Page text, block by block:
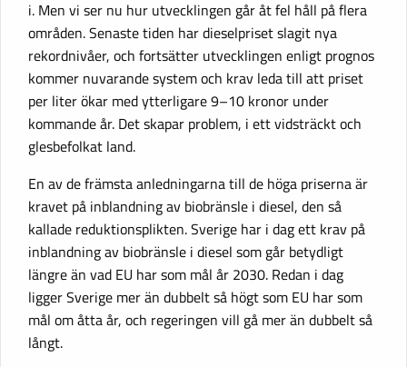
i. Men vi ser nu hur utvecklingen går åt fel håll på flera
områden. Senaste tiden har dieselpriset slagit nya
rekordnivåer, och fortsätter utvecklingen enligt prognos
kommer nuvarande system och krav leda till att priset
per liter ökar med ytterligare 9–10 kronor under
kommande år. Det skapar problem, i ett vidsträckt och
glesbefolkat land.
En av de främsta anledningarna till de höga priserna är
kravet på inblandning av biobränsle i diesel, den så
kallade reduktionsplikten. Sverige har i dag ett krav på
inblandning av biobränsle i diesel som går betydligt
längre än vad EU har som mål år 2030. Redan i dag
ligger Sverige mer än dubbelt så högt som EU har som
mål om åtta år, och regeringen vill gå mer än dubbelt så
långt.